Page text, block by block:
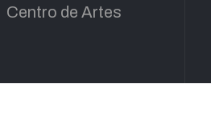
Centro de Artes